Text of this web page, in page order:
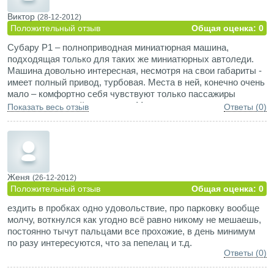
Виктор (28-12-2012)
Положительный отзыв Общая оценка: 0
Субару Р1 – полноприводная миниатюрная машина,
подходящая только для таких же миниатюрных автоледи.
Машина довольно интересная, несмотря на свои габариты -
имеет полный привод, турбовая. Места в ней, конечно очень
мало – комфортно себя чувствуют только пассажиры
передних сидений, на задние. Мало того, что не всегда кто-
комфорта. Subaru R1 была моим первым автомобилем, и
именно из-за внутренних габаритов пришлось сменить на
более просторную машину. На дороге машина ведет себя
адекватно – не цепляет кочки, имеется вариатор с режимом
Sport Shift, благодаря которому можно переключать скорости
по 7-ми ступенчатой схеме.
Показать весь отзыв Ответы (0)
Женя (26-12-2012)
Положительный отзыв Общая оценка: 0
ездить в пробках одно удовольствие, про парковку вообще
молчу, воткнулся как угодно всё равно никому не мешаешь,
постоянно тычут пальцами все прохожие, в день минимум
по разу интересуются, что за пепелац и т.д.
Ответы (0)